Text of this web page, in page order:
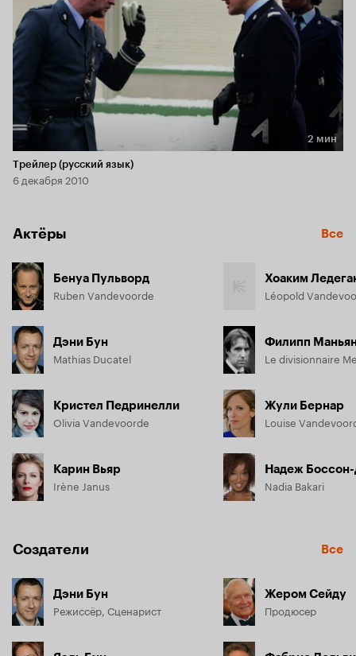
Длительность 2 мин
2 мин
Трейлер (русский язык)
6 декабря 2010
Актёры Все
Бенуа Пульворд
Ruben Vandevoorde
Дэни Бун
Mathias Ducatel
Кристел Педринелли
Olivia Vandevoorde
Карин Вьяр
Irène Janus
Хоаким
Léopold
Филипп
Le divisionnaire
Жули Бернар
Louise
Надеж
Nadia Bakari
Создатели Все
Дэни Бун
Режиссёр, Сценарист
Жером Сейду
Продюсер